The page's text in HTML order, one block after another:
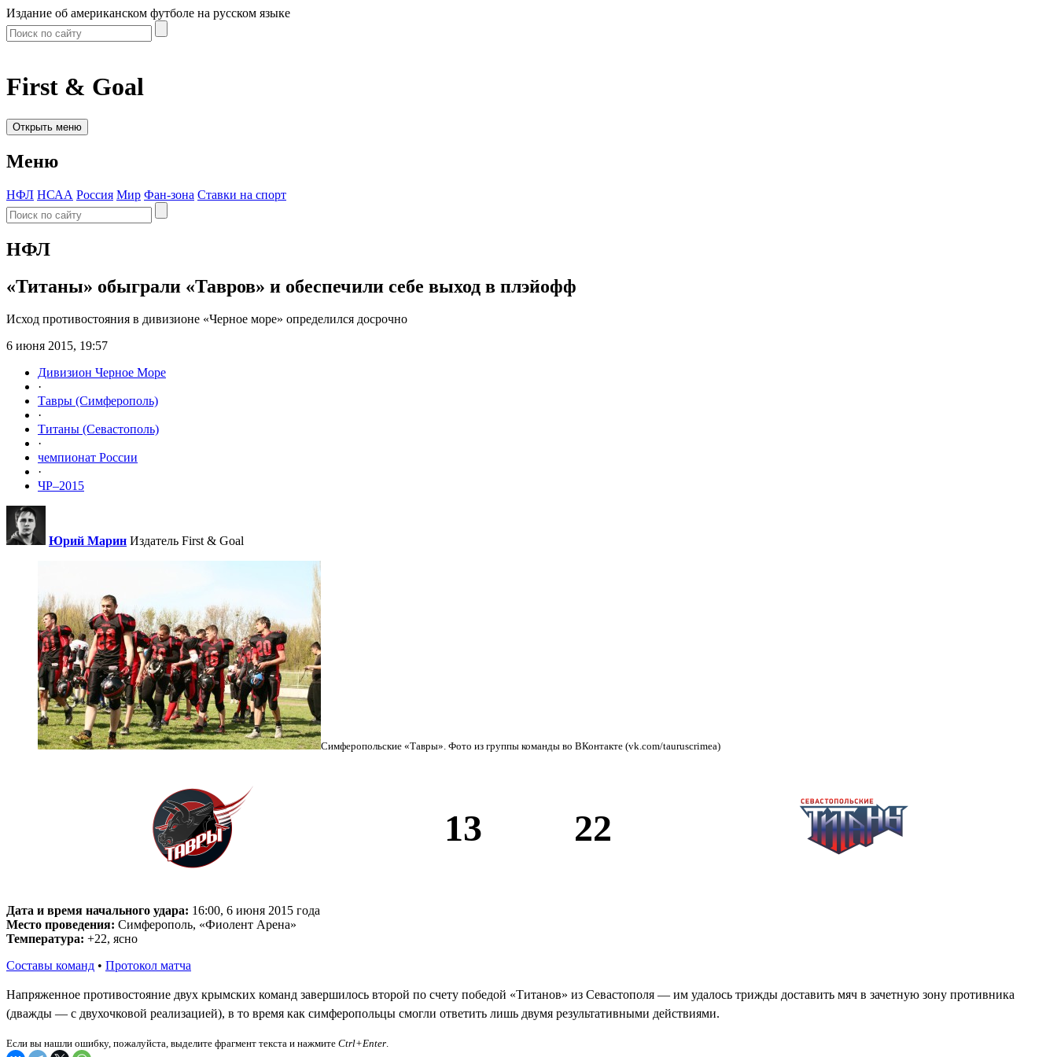
Издание об американском футболе на русском языке
First & Goal
Открыть меню
Меню
НФЛ НСАА Россия Мир Фан-зона Ставки на спорт
НФЛ
«Титаны» обыграли «Тавров» и обеспечили себе выход в плэйофф
Исход противостояния в дивизионе «Черное море» определился досрочно
6 июня 2015, 19:57
Дивизион Черное Море
·
Тавры (Симферополь)
·
Титаны (Севастополь)
·
чемпионат России
·
ЧР–2015
Юрий Марин Издатель First & Goal
Симферопольские «Тавры». Фото из группы команды во ВКонтакте (vk.com/tauruscrimea)
13 22
Дата и время начального удара: 16:00, 6 июня 2015 года
Место проведения: Симферополь, «Фиолент Арена»
Температура: +22, ясно
Составы команд • Протокол матча
Напряженное противостояние двух крымских команд завершилось второй по счету победой «Титанов» из Севастополя — им удалось трижды доставить мяч в зачетную зону противника
(дважды — с двухочковой реализацией), в то время как симферопольцы смогли ответить лишь двумя результативными действиями.
Если вы нашли ошибку, пожалуйста, выделите фрагмент текста и нажмите Ctrl+Enter.